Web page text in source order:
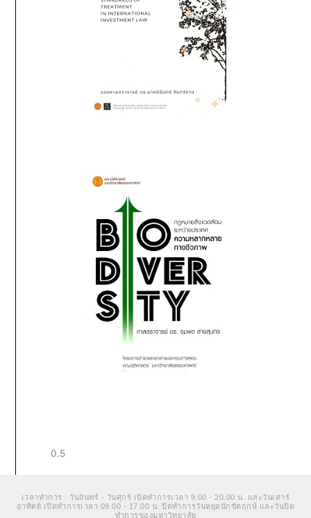
เวลาทำการ : วันจันทร์ - วันศุกร์ เปิดทำการเวลา 9.00 - 20.00 น. และวันเสาร์
อาทิตย์ เปิดทำการเวลา 09.00 - 17.00 น. ปิดทำการวันหยุดนักขัตฤกษ์ และวันปิด
ทำการของมหาวิทยาลัย